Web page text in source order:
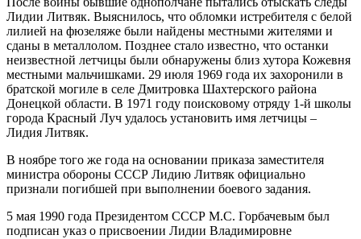
Лидии Литвяк. Выяснилось, что обломки истребителя с белой
лилией на фюзеляже были найдены местными жителями и
сданы в металлолом. Позднее стало известно, что останки
неизвестной летчицы были обнаружены близ хутора Кожевня
местными мальчишками. 29 июля 1969 года их захоронили в
братской могиле в селе Дмитровка Шахтерского района
Донецкой области. В 1971 году поисковому отряду 1-й школы
города Красный Луч удалось установить имя летчицы –
Лидия Литвяк.
В ноябре того же года на основании приказа заместителя
министра обороны СССР Лидию Литвяк официально
признали погибшей при выполнении боевого задания.
5 мая 1990 года Президентом СССР М.С. Горбачевым был
подписан указ о присвоении Лидии Владимировне